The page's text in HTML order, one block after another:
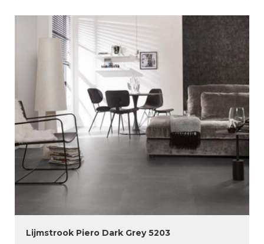
Lijmstrook Piero Dark Grey 5203